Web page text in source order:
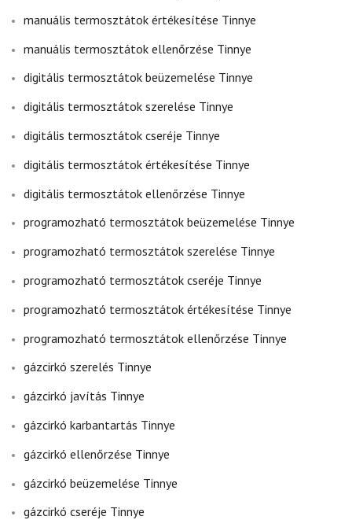
manuális termosztátok értékesítése Tinnye
manuális termosztátok ellenőrzése Tinnye
digitális termosztátok beüzemelése Tinnye
digitális termosztátok szerelése Tinnye
digitális termosztátok cseréje Tinnye
digitális termosztátok értékesítése Tinnye
digitális termosztátok ellenőrzése Tinnye
programozható termosztátok beüzemelése Tinnye
programozható termosztátok szerelése Tinnye
programozható termosztátok cseréje Tinnye
programozható termosztátok értékesítése Tinnye
programozható termosztátok ellenőrzése Tinnye
gázcirkó szerelés Tinnye
gázcirkó javítás Tinnye
gázcirkó karbantartás Tinnye
gázcirkó ellenőrzése Tinnye
gázcirkó beüzemelése Tinnye
gázcirkó cseréje Tinnye